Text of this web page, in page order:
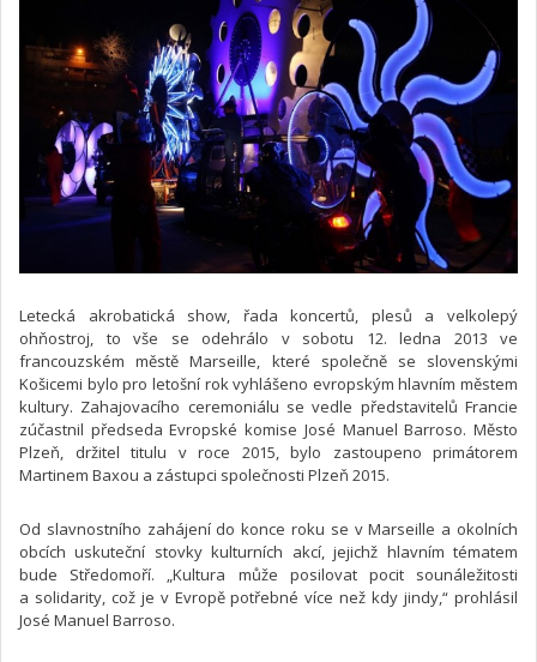
Letecká akrobatická show, řada koncertů, plesů a velkolepý
ohňostroj, to vše se odehrálo v sobotu 12. ledna 2013 ve
francouzském městě Marseille, které společně se slovenskými
Košicemi bylo pro letošní rok vyhlášeno evropským hlavním městem
kultury. Zahajovacího ceremoniálu se vedle představitelů Francie
zúčastnil předseda Evropské komise José Manuel Barroso. Město
Plzeň, držitel titulu v roce 2015, bylo zastoupeno primátorem
Martinem Baxou a zástupci společnosti Plzeň 2015.
Od slavnostního zahájení do konce roku se v Marseille a okolních
obcích uskuteční stovky kulturních akcí, jejichž hlavním tématem
bude Středomoří. „Kultura může posilovat pocit sounáležitosti
a solidarity, což je v Evropě potřebné více než kdy jindy,“ prohlásil
José Manuel Barroso.